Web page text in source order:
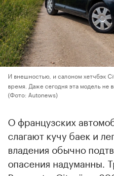
И внешностью, и салоном хетчбэк
время. Даже сегодня эта модель не
(Фото: Autonews)
О французских
слагают кучу баек и
владения обычно
опасения надуманны.